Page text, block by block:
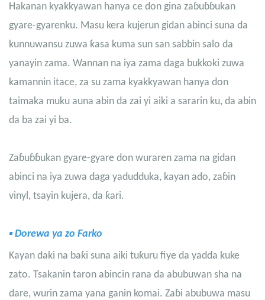
Hakanan kyakkyawan hanya ce don gina zaɓuɓɓukan
gyare-gyarenku. Masu kera kujerun gidan abinci suna da
kunnuwansu zuwa ƙasa kuma sun san sabbin salo da
yanayin zama. Wannan na iya zama daga bukkoki zuwa
kamannin itace, za su zama kyakkyawan hanya don
taimaka muku auna abin da zai yi aiki a sararin ku, da abin
da ba zai yi ba.
Zaɓuɓɓukan gyare-gyare don wuraren zama na gidan
abinci na iya zuwa daga yadudduka, kayan ado, zaɓin
vinyl, tsayin kujera, da ƙari.
▪ Dorewa ya zo Farko
Kayan daki na baƙi suna aiki tuƙuru fiye da yadda kuke
zato. Tsakanin taron abincin rana da abubuwan sha na
dare, wurin zama yana ganin komai. Zaɓi abubuwa masu